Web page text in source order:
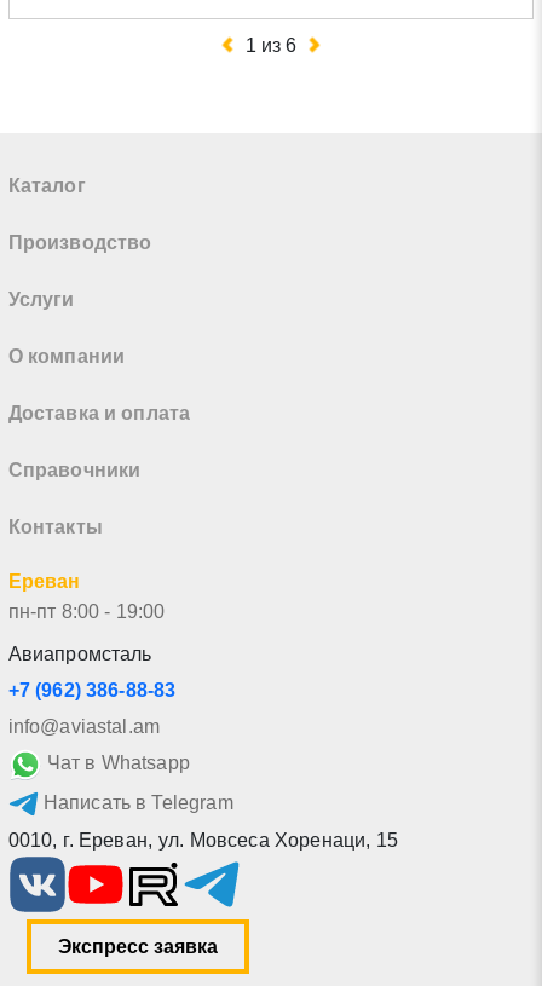
1 из6
Каталог
Производство
Услуги
О компании
Доставка и оплата
Справочники
Контакты
Ереван
пн-пт 8:00 - 19:00
Авиапромсталь
+7 (962) 386-88-83
info@aviastal.am
Чат в Whatsapp
Написать в Telegram
0010, г. Ереван, ул. Мовсеса Хоренаци, 15
Экспресс заявка